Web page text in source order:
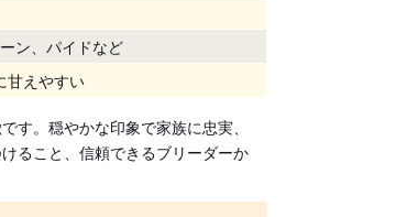
ン、パイドなど
甘えやすい
す。穏やかな印象で家族に忠実、
ること、信頼できるブリーダーか